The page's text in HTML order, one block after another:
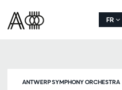
FR
ANTWERP SYMPHONY ORCHESTRA